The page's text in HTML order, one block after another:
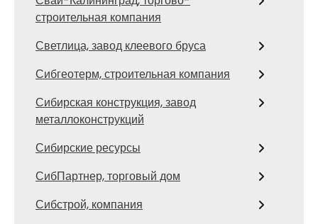
строительная компания
Светлица, завод клеевого бруса
Сибгеотерм, строительная компания
Сибирская конструкция, завод
металлоконструкций
Сибирские ресурсы
СибПартнер, торговый дом
Сибстрой, компания